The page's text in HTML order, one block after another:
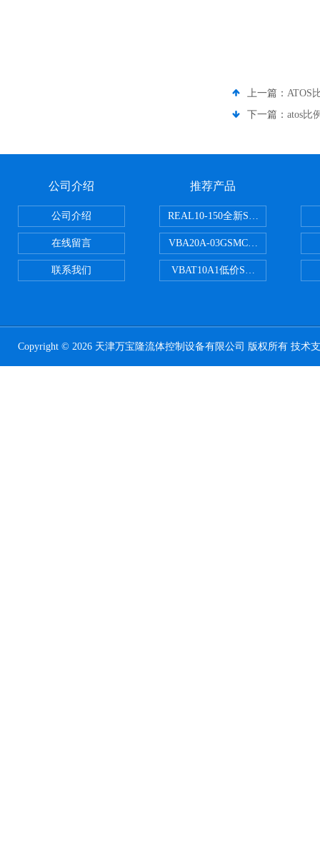
上一篇： ATOS
下一篇： atos比
公司介绍
公司介绍
在线留言
联系我们
推荐产品
REAL10-150全新SMC正弦无杆缸
VBA20A-03GSMC增压阀VBA-
VBAT10A1低价SMC储气罐VBAT
Copyright © 2026 天津万宝隆流体控制设备有限公司 版权所有 技术